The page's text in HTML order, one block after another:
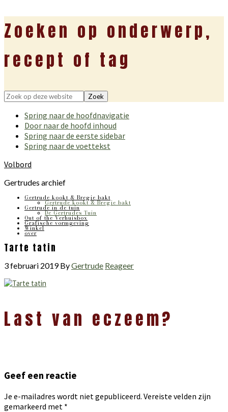
Zoeken op onderwerp,
recept of tag
Zoek
deze
website
Spring naar de hoofdnavigatie
Door naar de hoofd inhoud
Spring naar de eerste sidebar
Spring naar de voettekst
Volbord
Gertrudes archief
Gertrude kookt & Bregje bakt
Gertrude kookt & Bregje bakt
Gertrude in de tuin
De Gertrudes Tuin
Out of the Verhuisbox
Grafische vormgeving
Winkel
over
Tarte tatin
3 februari 2019ByGertrude Reageer
Interacties
Last van eczeem?
Geef een reactie
Je e-mailadres wordt niet gepubliceerd. Vereiste velden zijn
gemarkeerd met *